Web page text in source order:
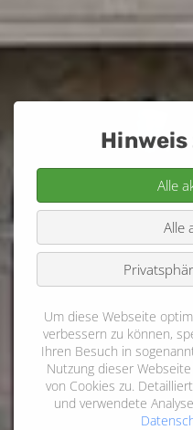
Hinweis
Alle
Alle
Um diese Webseite
verbessern zu können,
Ihren Besuch in
Nutzung dieser
von Cookies zu.
und verwendete